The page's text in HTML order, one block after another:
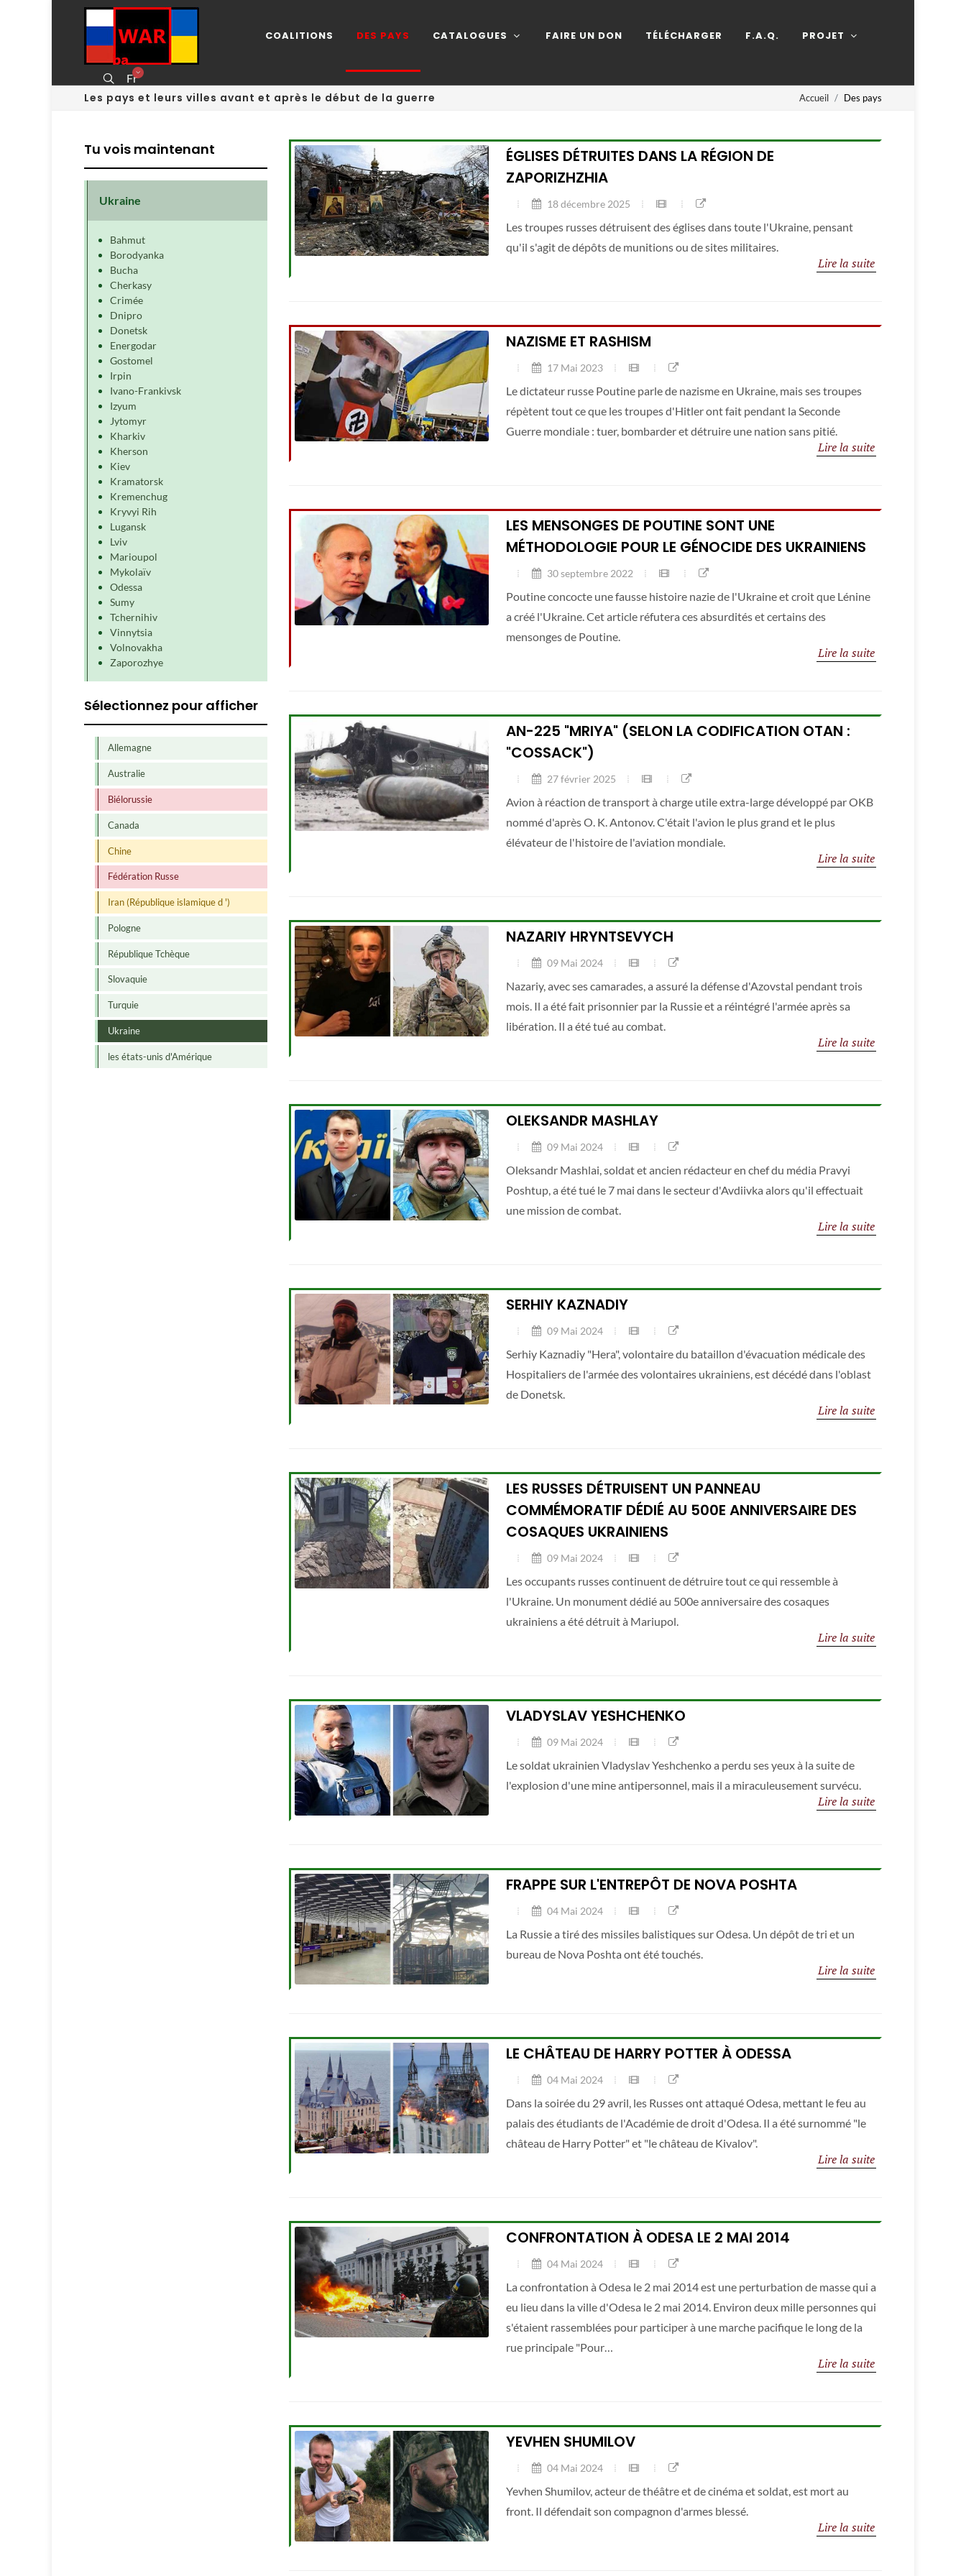
Fr
COALITIONS DES PAYS CATALOGUES FAIRE UN DON TÉLÉCHARGER F.A.Q. PROJET
Les pays et leurs villes avant et après le début de la guerre Accueil Des pays
Tu vois maintenant
Ukraine
Bahmut
Borodyanka
Bucha
Cherkasy
Crimée
Dnipro
Donetsk
Energodar
Gostomel
Irpin
Ivano-Frankivsk
Izyum
Jytomyr
Kharkiv
Kherson
Kiev
Kramatorsk
Kremenchug
Kryvyi Rih
Lugansk
Lviv
Marioupol
Mykolaïv
Odessa
Sumy
Tchernihiv
Vinnytsia
Volnovakha
Zaporozhye
Sélectionnez pour afficher
Allemagne
Australie
Biélorussie
Canada
Chine
Fédération Russe
Iran (République islamique d ')
Pologne
République Tchèque
Slovaquie
Turquie
Ukraine
les états-unis d'Amérique
ÉGLISES DÉTRUITES DANS LA RÉGION DE
ZAPORIZHZHIA
18 décembre 2025
Les troupes russes détruisent des églises dans toute l'Ukraine, pensant
qu'il s'agit de dépôts de munitions ou de sites militaires.
Lire la suite
NAZISME ET RASHISM
17 Mai 2023
Le dictateur russe Poutine parle de nazisme en Ukraine, mais ses troupes
répètent tout ce que les troupes d'Hitler ont fait pendant la Seconde
Guerre mondiale : tuer, bombarder et détruire une nation sans pitié.
Lire la suite
LES MENSONGES DE POUTINE SONT UNE
MÉTHODOLOGIE POUR LE GÉNOCIDE DES UKRAINIENS
30 septembre 2022
Poutine concocte une fausse histoire nazie de l'Ukraine et croit que Lénine
a créé l'Ukraine. Cet article réfutera ces absurdités et certains des
mensonges de Poutine.
Lire la suite
AN-225 "MRIYA" (SELON LA CODIFICATION OTAN :
"COSSACK")
27 février 2025
Avion à réaction de transport à charge utile extra-large développé par OKB
nommé d'après O. K. Antonov. C'était l'avion le plus grand et le plus
élévateur de l'histoire de l'aviation mondiale.
Lire la suite
NAZARIY HRYNTSEVYCH
09 Mai 2024
Nazariy, avec ses camarades, a assuré la défense d'Azovstal pendant trois
mois. Il a été fait prisonnier par la Russie et a réintégré l'armée après sa
libération. Il a été tué au combat.
Lire la suite
OLEKSANDR MASHLAY
09 Mai 2024
Oleksandr Mashlai, soldat et ancien rédacteur en chef du média Pravyi
Poshtup, a été tué le 7 mai dans le secteur d'Avdiivka alors qu'il effectuait
une mission de combat.
Lire la suite
SERHIY KAZNADIY
09 Mai 2024
Serhiy Kaznadiy "Hera", volontaire du bataillon d'évacuation médicale des
Hospitaliers de l'armée des volontaires ukrainiens, est décédé dans l'oblast
de Donetsk.
Lire la suite
LES RUSSES DÉTRUISENT UN PANNEAU
COMMÉMORATIF DÉDIÉ AU 500E ANNIVERSAIRE DES
COSAQUES UKRAINIENS
09 Mai 2024
Les occupants russes continuent de détruire tout ce qui ressemble à
l'Ukraine. Un monument dédié au 500e anniversaire des cosaques
ukrainiens a été détruit à Mariupol.
Lire la suite
VLADYSLAV YESHCHENKO
09 Mai 2024
Le soldat ukrainien Vladyslav Yeshchenko a perdu ses yeux à la suite de
l'explosion d'une mine antipersonnel, mais il a miraculeusement survécu.
Lire la suite
FRAPPE SUR L'ENTREPÔT DE NOVA POSHTA
04 Mai 2024
La Russie a tiré des missiles balistiques sur Odesa. Un dépôt de tri et un
bureau de Nova Poshta ont été touchés.
Lire la suite
LE CHÂTEAU DE HARRY POTTER À ODESSA
04 Mai 2024
Dans la soirée du 29 avril, les Russes ont attaqué Odesa, mettant le feu au
palais des étudiants de l'Académie de droit d'Odesa. Il a été surnommé "le
château de Harry Potter" et "le château de Kivalov".
Lire la suite
CONFRONTATION À ODESA LE 2 MAI 2014
04 Mai 2024
La confrontation à Odesa le 2 mai 2014 est une perturbation de masse qui a
eu lieu dans la ville d'Odesa le 2 mai 2014. Environ deux mille personnes qui
s'étaient rassemblées pour participer à une marche pacifique le long de la
rue principale "Pour…
Lire la suite
YEVHEN SHUMILOV
04 Mai 2024
Yevhen Shumilov, acteur de théâtre et de cinéma et soldat, est mort au
front. Il défendait son compagnon d'armes blessé.
Lire la suite